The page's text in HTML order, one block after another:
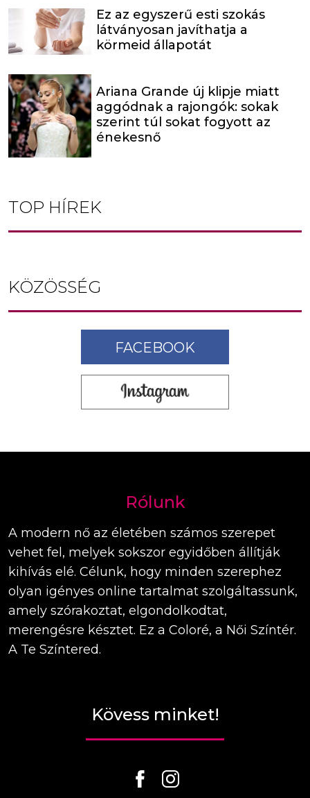
Ez az egyszerű esti szokás
látványosan javíthatja a
körmeid állapotát
Ariana Grande új klipje miatt
aggódnak a rajongók: sokak
szerint túl sokat fogyott az
énekesnő
TOP HÍREK
KÖZÖSSÉG
FACEBOOK
Rólunk
A modern nő az életében számos szerepet
vehet fel, melyek sokszor egyidőben állítják
kihívás elé. Célunk, hogy minden szerephez
olyan igényes online tartalmat szolgáltassunk,
amely szórakoztat, elgondolkodtat,
merengésre késztet. Ez a Coloré, a Női Színtér.
A Te Színtered.
Kövess minket!